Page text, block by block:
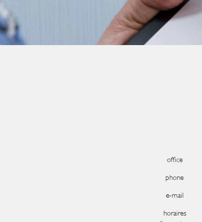
office
phone
e-mail
horaires